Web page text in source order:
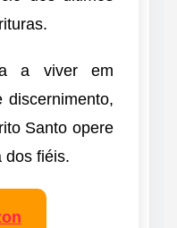
a viver em
discernimento,
Santo opere
dos fiéis.